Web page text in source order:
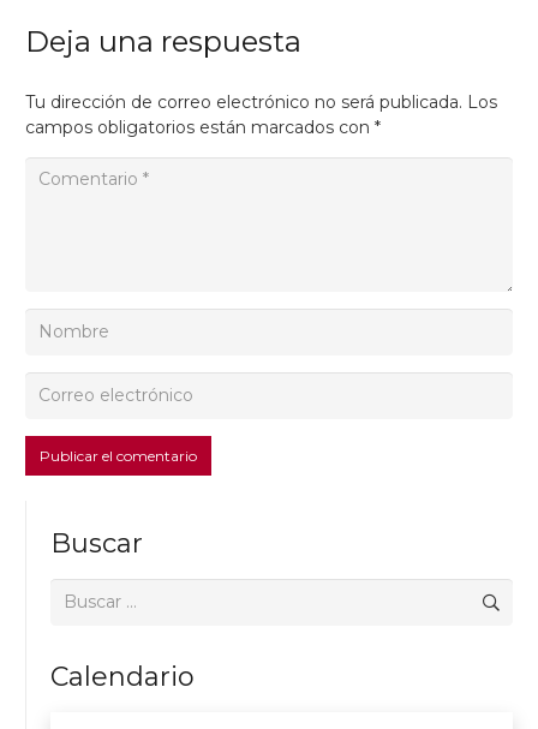
Deja una respuesta
Tu dirección de correo electrónico no será publicada. Los
campos obligatorios están marcados con *
Publicar el comentario
Buscar
Buscar:
Calendario